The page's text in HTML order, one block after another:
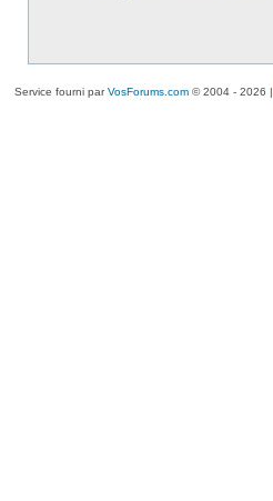
Service fourni parVosForums.com© 2004 - 2026 |